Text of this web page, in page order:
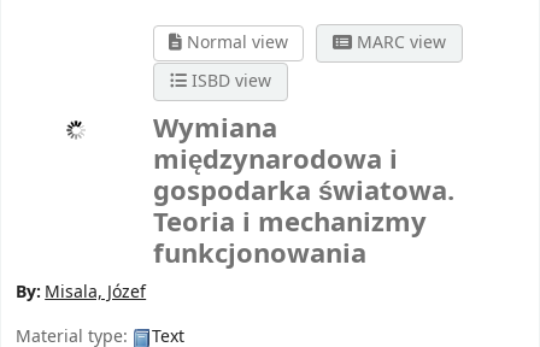
Normal view
MARC view
ISBD view
Wymiana
międzynarodowa i
gospodarka światowa.
Teoria i mechanizmy
funkcjonowania
By: Misala, Józef
Material type:
Text